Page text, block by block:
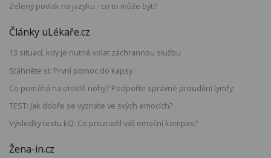
Zelený povlak na jazyku - co to může být?
Články uLékaře.cz
13 situací, kdy je nutné volat záchrannou službu
Stáhněte si: První pomoc do kapsy
Co pomáhá na oteklé nohy? Podpořte správné proudění lymfy
TEST: Jak dobře se vyznáte ve svých emocích?
Výsledky testu EQ: Co prozradil váš emoční kompas?
Žena-in.cz